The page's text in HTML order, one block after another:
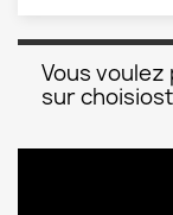
Vous
sur